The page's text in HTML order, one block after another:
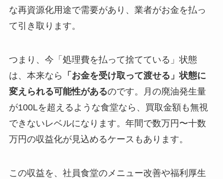
な再資源化用途で需要があり、業者がお金を払っ
て引き取ります。
つまり、今「処理費を払って捨てている」状態
は、本来なら
「お金を受け取って渡せる」状態に
変えられる可能性があるのです。月の廃油発生量
が100Lを超えるような食堂なら、買取金額も無視
できないレベルになります。年間で数万円〜十数
万円の収益化が見込めるケースもあります。
この収益を、社員食堂のメニュー改善や福利厚生